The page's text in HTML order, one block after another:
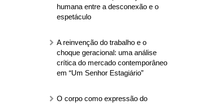
humana entre a desconexão e o
espetáculo
A reinvenção do trabalho e o
choque geracional: uma análise
crítica do mercado contemporâneo
em “Um Senhor Estagiário”
O corpo como expressão do